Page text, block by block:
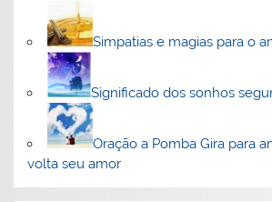
Simpatias e magias para o
Significado dos sonhos
Oração a Pomba Gira para
volta seu amor